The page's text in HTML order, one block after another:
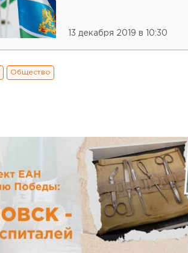
13 декабря 2019 в 10:30
Общество